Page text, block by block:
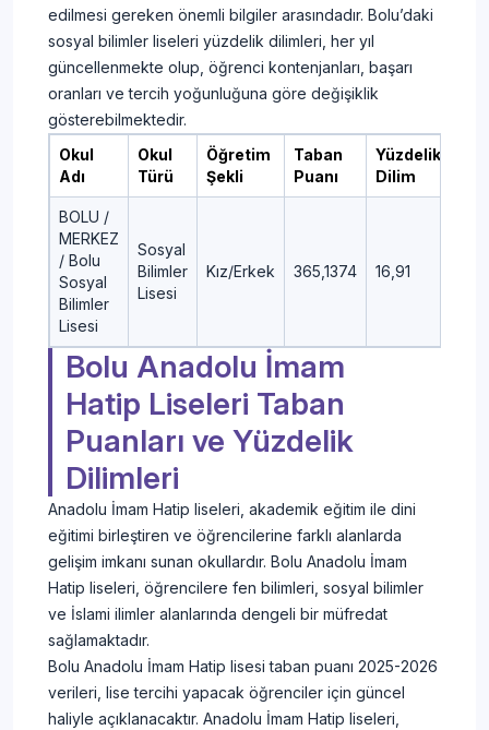
edilmesi gereken önemli bilgiler arasındadır. Bolu’daki
sosyal bilimler liseleri yüzdelik dilimleri, her yıl
güncellenmekte olup, öğrenci kontenjanları, başarı
oranları ve tercih yoğunluğuna göre değişiklik
gösterebilmektedir.
Okul
Adı
Okul
Türü
Öğretim
Şekli
Taban
Puanı
Yüzdelik
Dilim
BOLU /
MERKEZ
/ Bolu
Sosyal
Bilimler
Lisesi
Sosyal
Bilimler
Lisesi
Kız/Erkek 365,1374 16,91
Bolu Anadolu İmam
Hatip Liseleri Taban
Puanları ve Yüzdelik
Dilimleri
Anadolu İmam Hatip liseleri, akademik eğitim ile dini
eğitimi birleştiren ve öğrencilerine farklı alanlarda
gelişim imkanı sunan okullardır. Bolu Anadolu İmam
Hatip liseleri, öğrencilere fen bilimleri, sosyal bilimler
ve İslami ilimler alanlarında dengeli bir müfredat
sağlamaktadır.
Bolu Anadolu İmam Hatip lisesi taban puanı 2025-2026
verileri, lise tercihi yapacak öğrenciler için güncel
haliyle açıklanacaktır. Anadolu İmam Hatip liseleri,